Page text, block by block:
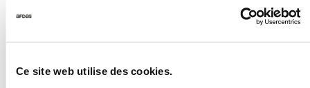
Ce site web utilise des cookies.
©2026 AFDAS, Tous droits réservés